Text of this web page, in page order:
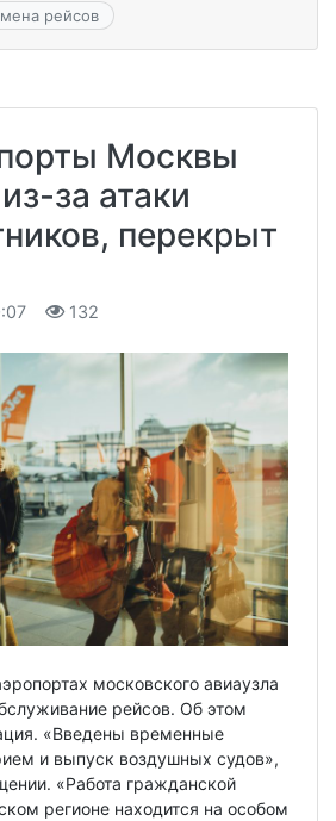
рейсов
Москвы
за атаки
перекрыт
132
московского авиаузла
рейсов. Об этом
«Введены временные
и выпуск воздушных судов»,
«Работа гражданской
регионе находится на особом